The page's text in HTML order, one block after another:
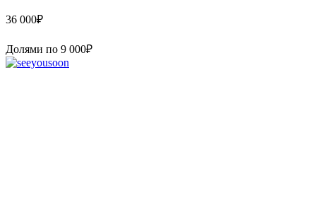
36 000₽
Долями по 9 000₽